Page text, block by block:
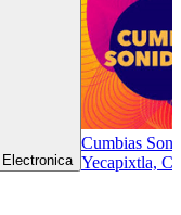
Cumbias
Yecapixtla,